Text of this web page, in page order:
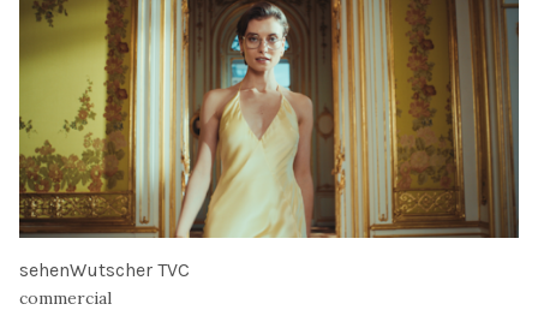
sehenWutscher TVC
commercial